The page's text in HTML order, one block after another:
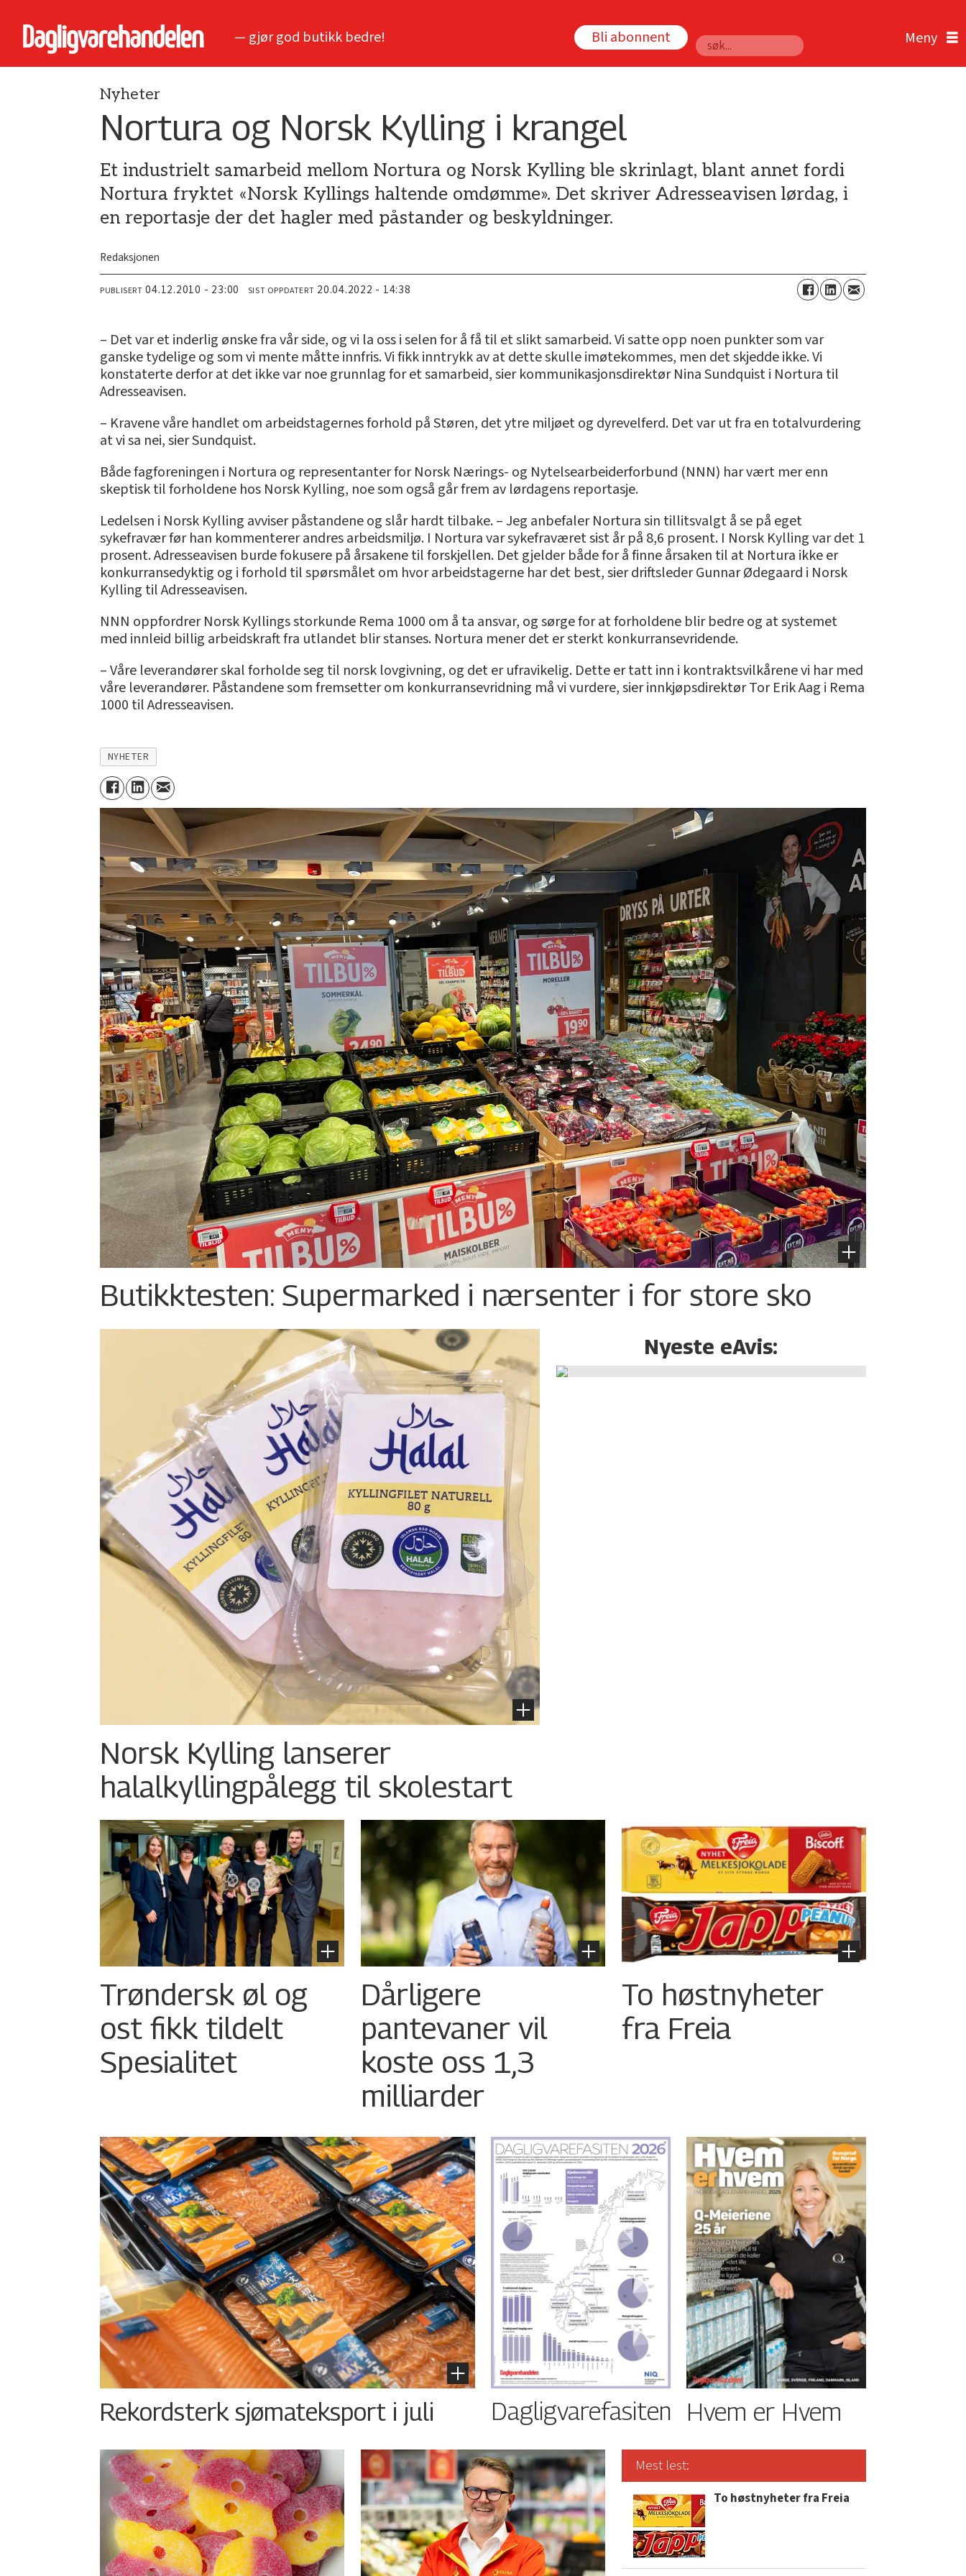
— gjør god butikk bedre! Bli abonnent
Søk
Nyheter
Nortura og Norsk Kylling i krangel
Et industrielt samarbeid mellom Nortura og Norsk Kylling ble skrinlagt, blant annet fordi
Nortura fryktet «Norsk Kyllings haltende omdømme». Det skriver Adresseavisen lørdag, i
en reportasje der det hagler med påstander og beskyldninger.
Redaksjonen
PUBLISERT 04.12.2010 - 23:00 SIST OPPDATERT 20.04.2022 - 14:38
– Det var et inderlig ønske fra vår side, og vi la oss i selen for å få til et slikt samarbeid. Vi satte opp noen punkter som var
ganske tydelige og som vi mente måtte innfris. Vi fikk inntrykk av at dette skulle imøtekommes, men det skjedde ikke. Vi
konstaterte derfor at det ikke var noe grunnlag for et samarbeid, sier kommunikasjonsdirektør Nina Sundquist i Nortura til
Adresseavisen.
– Kravene våre handlet om arbeidstagernes forhold på Støren, det ytre miljøet og dyrevelferd. Det var ut fra en totalvurdering
at vi sa nei, sier Sundquist.
Både fagforeningen i Nortura og representanter for Norsk Nærings- og Nytelsearbeiderforbund (NNN) har vært mer enn
skeptisk til forholdene hos Norsk Kylling, noe som også går frem av lørdagens reportasje.
Ledelsen i Norsk Kylling avviser påstandene og slår hardt tilbake. – Jeg anbefaler Nortura sin tillitsvalgt å se på eget
sykefravær før han kommenterer andres arbeidsmiljø. I Nortura var sykefraværet sist år på 8,6 prosent. I Norsk Kylling var det 1
prosent. Adresseavisen burde fokusere på årsakene til forskjellen. Det gjelder både for å finne årsaken til at Nortura ikke er
konkurransedyktig og i forhold til spørsmålet om hvor arbeidstagerne har det best, sier driftsleder Gunnar Ødegaard i Norsk
Kylling til Adresseavisen.
NNN oppfordrer Norsk Kyllings storkunde Rema 1000 om å ta ansvar, og sørge for at forholdene blir bedre og at systemet
med innleid billig arbeidskraft fra utlandet blir stanses. Nortura mener det er sterkt konkurransevridende.
– Våre leverandører skal forholde seg til norsk lovgivning, og det er ufravikelig. Dette er tatt inn i kontraktsvilkårene vi har med
våre leverandører. Påstandene som fremsetter om konkurransevridning må vi vurdere, sier innkjøpsdirektør Tor Erik Aag i Rema
1000 til Adresseavisen.
NYHETER
Butikktesten: Supermarked i nærsenter i for store sko
Norsk Kylling lanserer
halalkylling­pålegg til skolestart
Nyeste eAvis:
Trøndersk øl og
ost fikk tildelt
Spesialitet
Dårligere
pantevaner vil
koste oss 1,3
milliarder
To høstnyheter
fra Freia
Rekordsterk sjømateksport i juli Dagligvarefasiten Hvem er Hvem
Mest lest:
To høstnyheter fra Freia